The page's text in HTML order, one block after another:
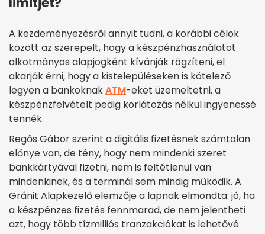
A kezdeményezésről annyit tudni, a korábbi célok
között az szerepelt, hogy a készpénzhasználatot
alkotmányos alapjogként kívánják rögzíteni, el
akarják érni, hogy a kistelepüléseken is kötelező
legyen a bankoknakATM-eket üzemeltetni, a
készpénzfelvételt pedig korlátozás nélkül ingyenessé
tennék.
Regős Gábor szerint a digitális fizetésnek számtalan
előnye van, de tény, hogy nem mindenki szeret
bankkártyával fizetni, nem is feltétlenül van
mindenkinek, és a terminál sem mindig működik. A
Gránit Alapkezelő elemzője a lapnak elmondta: jó, ha
a készpénzes fizetés fennmarad, de nem jelentheti
azt, hogy több tízmilliós tranzakciókat is lehetővé